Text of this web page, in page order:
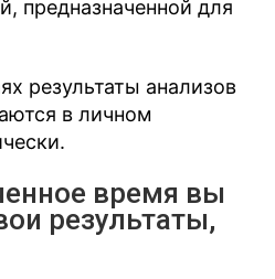
предназначенной для
результаты анализов
в личном
время вы
результаты,